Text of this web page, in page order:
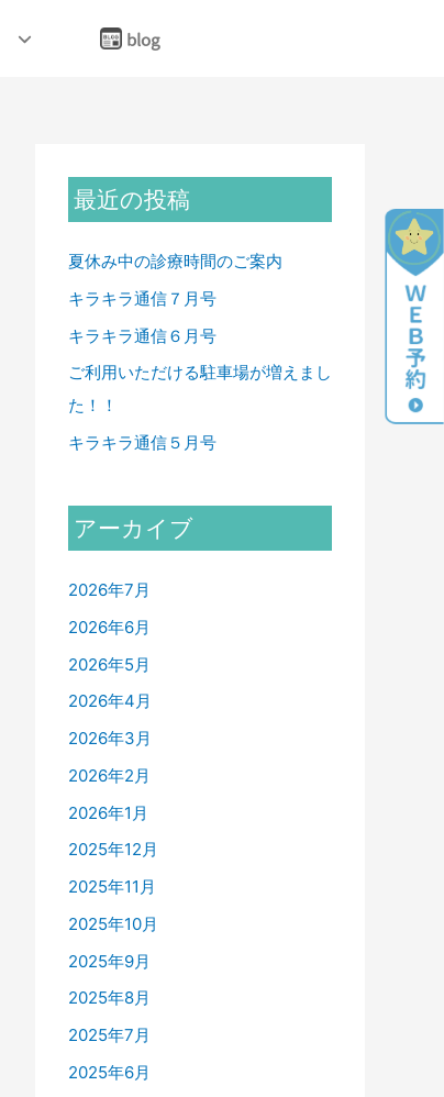
blog
最近の投稿
夏休み中の診療時間のご案内
キラキラ通信７月号
キラキラ通信６月号
ご利用いただける駐車場が増えまし
た！！
キラキラ通信５月号
アーカイブ
2026年7月
2026年6月
2026年5月
2026年4月
2026年3月
2026年2月
2026年1月
2025年12月
2025年11月
2025年10月
2025年9月
2025年8月
2025年7月
2025年6月